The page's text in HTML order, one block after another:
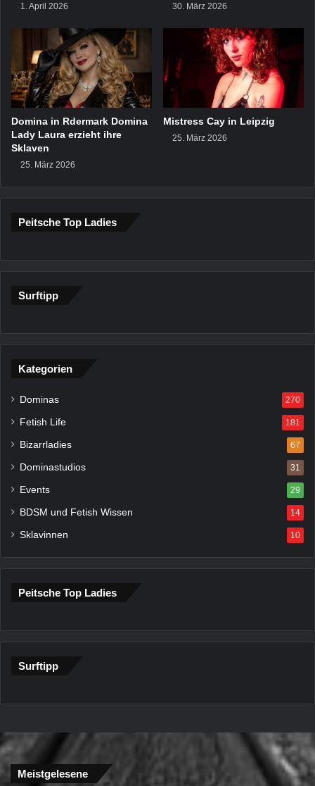
1. April 2026 30. März 2026
Domina in Rdermark Domina
Lady Laura erzieht ihre
Sklaven
25. März 2026
Mistress Cay in Leipzig
25. März 2026
Peitsche Top Ladies
Surftipp
Kategorien
Dominas 270
Fetish Life 181
Bizarrladies 67
Dominastudios 31
Events 29
BDSM und Fetish Wissen 14
Sklavinnen 10
Peitsche Top Ladies
Surftipp
Meistgelesene